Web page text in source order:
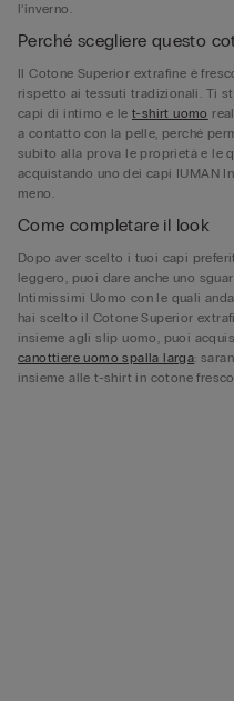
l’inverno.
Perché scegliere questo
Il Cotone Superior extrafine è
rispetto ai tessuti tradizionali. Ti
capi di intimo e let-shirt uomo
a contatto con la pelle, perché
subito alla prova le proprietà e le
acquistando uno dei capi IUMAN
meno.
Come completare il look
Dopo aver scelto i tuoi capi
leggero, puoi dare anche uno
Intimissimi Uomo con le quali
hai scelto il Cotone Superior
insieme agli slip uomo, puoi
canottiere uomo spalla larga:
insieme alle t-shirt in cotone